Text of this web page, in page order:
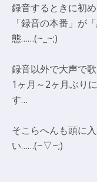
録音するときに初
「録音の本番」が
態……(~_~;)
録音以外で大声で
1ヶ月～2ヶ月ぶり
す…
そこらへんも頭に
い……(~▽~;)